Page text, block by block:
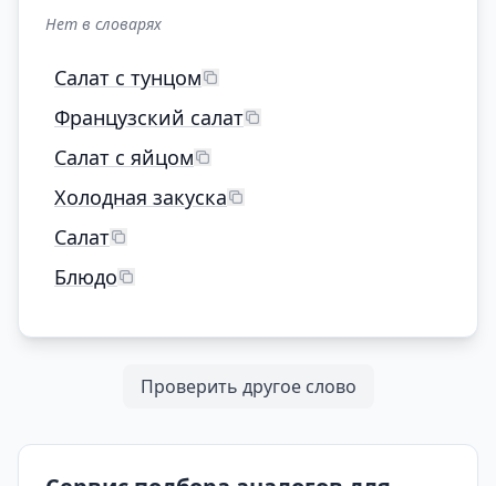
Нет в словарях
Салат с тунцом
Французский салат
Салат с яйцом
Холодная закуска
Салат
Блюдо
Проверить другое слово